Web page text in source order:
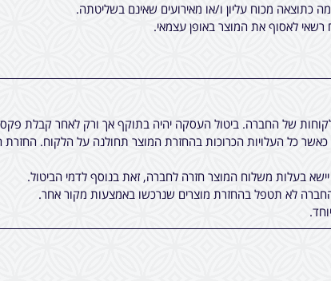
מכוח עליון ו/או מאירועים שאינם בשליטתה.
לאסוף את המוצר באופן עצמאי.
של החברה. ביטול העסקה יהיה בתוקף אך ורק לאחר קבלת
כל העלויות הכרוכות בהחזרת המוצר תחולנה על הלקוח. החזרת
בעלות משלוח המוצר חזרה לחברה, זאת בנוסף לדמי הביטול.
לא תטפל בהחזרת מוצרים שנרכשו באמצעות מקור אחר.